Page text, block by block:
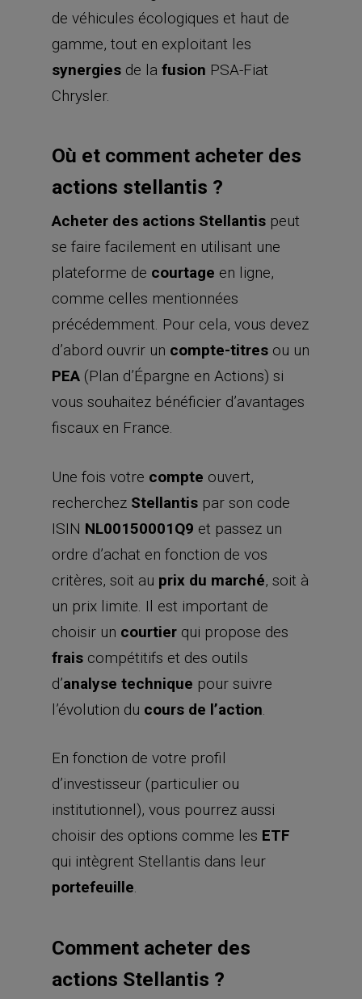
de véhicules écologiques et haut de
gamme, tout en exploitant les
synergies de lafusion PSA-Fiat
Chrysler.
Où et comment acheter des
actions stellantis ?
Acheter des actions Stellantis peut
se faire facilement en utilisant une
plateforme de courtage en ligne,
comme celles mentionnées
précédemment. Pour cela, vous devez
d’abord ouvrir un compte-titres ou un
PEA (Plan d’Épargne en Actions) si
vous souhaitez bénéficier d’avantages
fiscaux en France.
Une fois votre compte ouvert,
recherchez Stellantis par son code
ISIN NL00150001Q9 et passez un
ordre d’achat en fonction de vos
critères, soit au prix du marché, soit à
un prix limite. Il est important de
choisir un courtier qui propose des
frais compétitifs et des outils
d’analyse technique pour suivre
l’évolution du cours de l’action
En fonction de votre profil
d’investisseur (particulier ou
institutionnel), vous pourrez aussi
choisir des options comme les ETF
qui intègrent Stellantis dans leur
portefeuille.
Comment acheter des
actions Stellantis ?